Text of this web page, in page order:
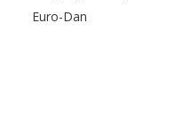
Euro-Dan